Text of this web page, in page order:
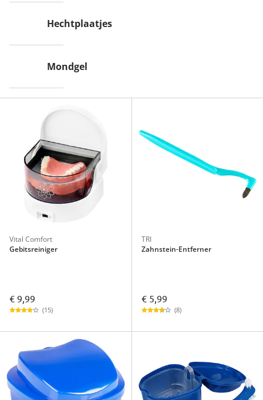
Hechtplaatjes
Mondgel
Vital Comfort
Gebitsreiniger
€ 9,99
(15)
TRI
Zahnstein-Entferner
€ 5,99
(8)